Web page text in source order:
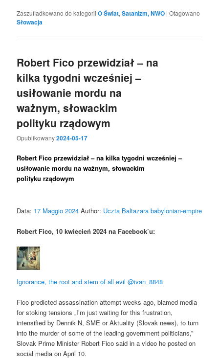
Zaszufladkowano do kategorii O Świat,Satanizm, NWO |Otagowano
Słowacja
Robert Fico przewidział – na
kilka tygodni wcześniej –
usiłowanie mordu na
ważnym, słowackim
polityku rządowym
Opublikowany2024-05-17
Robert Fico przewidział – na kilka tygodni wcześniej –
usiłowanie mordu na ważnym, słowackim
polityku rządowym
Data: 17 Maggio 2024 Author: Uczta Baltazara babylonian-empire
Robert Fico, 10 kwiecień 2024 na Facebook’u:
Ignorance, the root and stem of all evil @ivan_8848
Fico predicted assassination attempt weeks ago, blamed media
for stoking tensions „I’m just waiting for this frustration,
intensified by Dennik N, SME or Aktuality (Slovak news), to turn
into the murder of some of the leading government politicians,”
Slovak Prime Minister Robert Fico said in a video he posted on
social media on April 10.